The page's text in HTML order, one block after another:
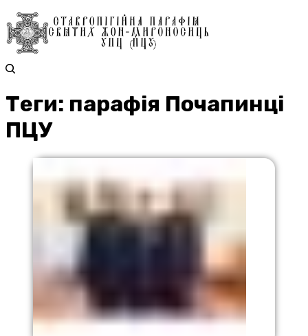
Теги: парафія Почапинці
ПЦУ